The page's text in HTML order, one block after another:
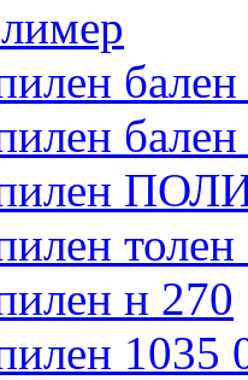
н 270
1035